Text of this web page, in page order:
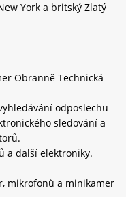
York a britský Zlatý
Obranně Technická
odposlechu
sledování a
a další elektroniky.
mikrofonů a minikamer